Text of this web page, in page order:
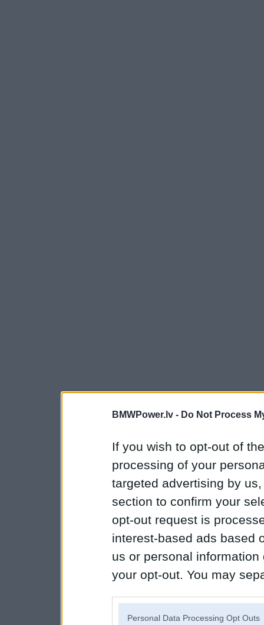
BMWPower.lv - Do Not Process
If you wish to opt-out of
processing of your
targeted advertising by
section to confirm your
opt-out request is
interest-based ads based
us or personal
your opt-out. You may
Personal Data Processing Opt Outs